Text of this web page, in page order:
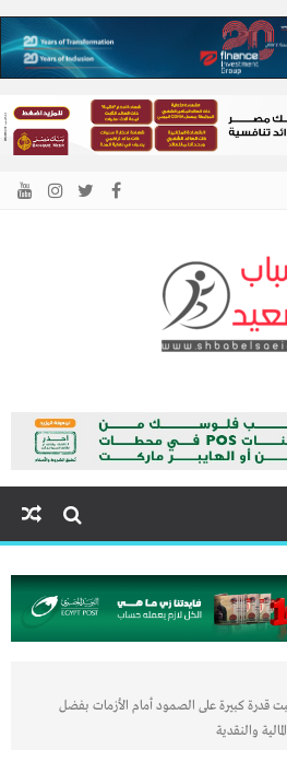
شباب الصعيد
قدرة كبيرة على الصمود أمام الأزمات بفضل
والنقدية